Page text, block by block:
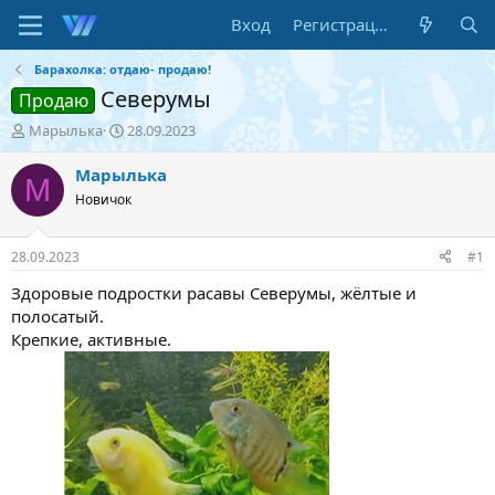
Вход Регистрация
Барахолка: отдаю- продаю!
Продаю Северумы
А
в
т
о
т
е
м
ы
Марылька
Д
а
т
н
а
л
а
28.09.2023
М Марылька
Новичок
28.09.2023 #1
Здоровые подростки расавы Северумы, жёлтые и
полосатый.
Крепкие, активные.